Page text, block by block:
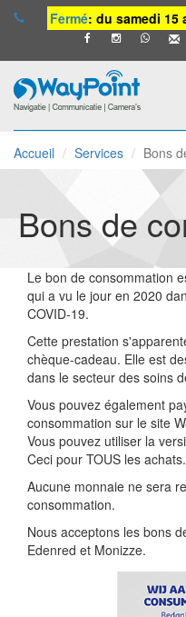
Fermé: du samedi 15
-
vers
la
d'accueil
Accueil Services Bons
Bons de
Le bon de consommation
qui a vu le jour en 2020
COVID-19.
Cette prestation
chèque-cadeau. Elle est
dans le secteur des soins
Vous pouvez également
consommation sur le site
Vous pouvez utiliser la
Ceci pour TOUS les achats.
Aucune monnaie ne sera
consommation.
Nous acceptons les bons
Edenred et Monizze.